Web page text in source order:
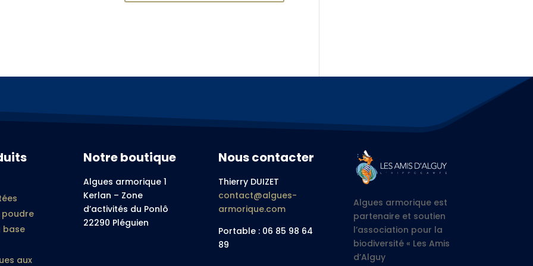
poudre
base
aux
Notre boutique
Algues armorique 1
Kerlan – Zone
d’activités du Ponlô
22290 Pléguien
Nous contacter
Thierry DUIZET
contact@algues-
armorique.com
Portable : 06 85 98 64
89
Algues armorique est
partenaire et soutien
l’association pour la
biodiversité « Les Amis
d’Alguy